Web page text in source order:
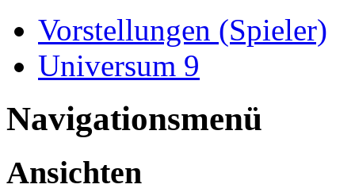
Vorstellungen (Spieler)
Universum 9
Navigationsmenü
Ansichten